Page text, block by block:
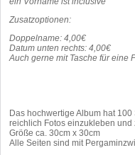
Zusatzoptionen:
Doppelname: 4,00€
Datum unten rechts: 4,00€
Auch gerne mit Tasche für eine
Das hochwertige Album hat
reichlich Fotos einzukleben und
Größe ca. 30cm x 30cm
Alle Seiten sind mit